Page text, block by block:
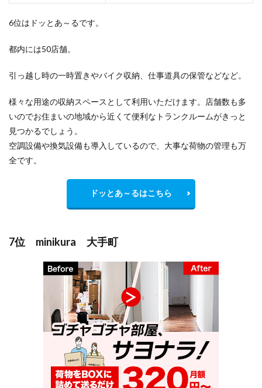
6位はドッとあ～るです。
都内には50店舗。
引っ越し時の一時置きやバイク収納、仕事道具の保管などなど。
様々な用途の収納スペースとして利用いただけます。店舗数も多
いのでお住まいの地域から近くて便利なトランクルームがきっと
見つかるでしょう。
空調設備や換気設備も導入しているので、大事な荷物の管理も万
全です。
ドッとあ～るはこちら
7位 minikura 大手町